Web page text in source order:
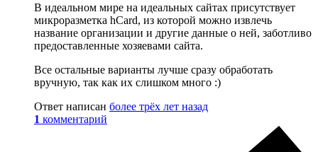
В идеальном мире на идеальных сайтах присутствует
микроразметка hCard, из которой можно извлечь
название организации и другие данные о ней, заботливо
предоставленные хозяевами сайта.
Все остальные варианты лучше сразу обработать
вручную, так как их слишком много :)
Ответ написан более трёх лет назад
1 комментарий